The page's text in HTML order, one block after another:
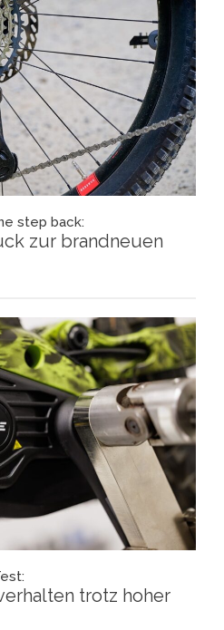
step back:
zur brandneuen
trotz hoher